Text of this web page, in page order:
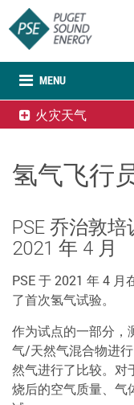
MENU
火灾天气
氢气飞行
PSE 乔治敦
2021 年 4 月
PSE 于 2021 年 4
了首次氢气试验。
作为试点的一部分，
气/天然气混合物进
然气进行了比较。对
烧后的空气质量、气